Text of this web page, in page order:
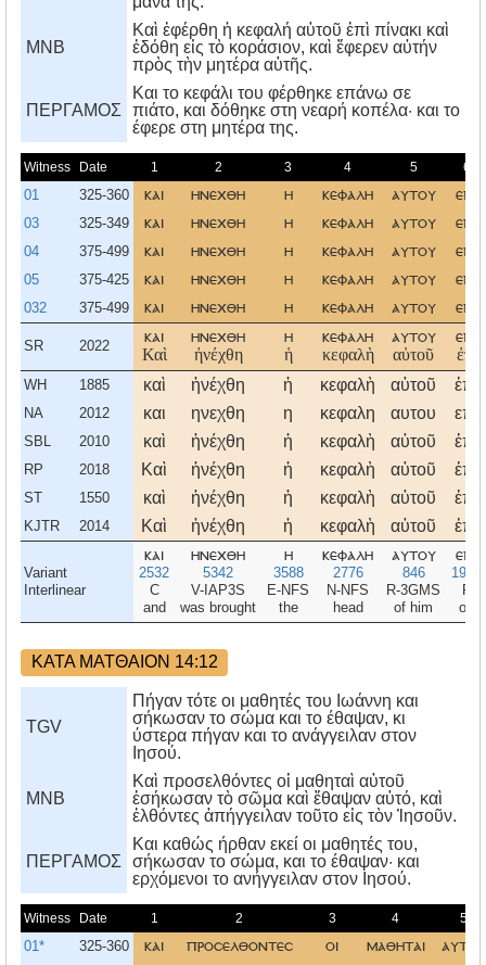
MNB
Καὶ ἐφέρθη ἡ κεφαλή αὐτοῦ ἐπὶ πίνακι καὶ
ἐδόθη εἰς τὸ κοράσιον, καὶ ἔφερεν αὐτήν
πρὸς τὴν μητέρα αὑτῆς.
ΠΕΡΓΑΜΟΣ
Kαι το κεφάλι του φέρθηκε επάνω σε
πιάτο, και δόθηκε στη νεαρή κοπέλα· και το
έφερε στη μητέρα της.
Witness Date 1 2 3 4 5 6
01 325-360 και ηνεχθη η κεφαλη αυτου επι
03 325-349 και ηνεχθη η κεφαλη αυτου επι
04 375-499 και ηνεχθη η κεφαλη αυτου επι
05 375-425 και ηνεχθη η κεφαλη αυτου επι
032 375-499 και ηνεχθη η κεφαλη αυτου επι
SR 2022
και
Καὶ
ηνεχθη
ἠνέχθη
η
ἡ
κεφαλη
κεφαλὴ
αυτου
αὐτοῦ
επι
ἐπὶ
WH 1885 καὶ ἠνέχθη ἡ κεφαλὴ αὐτοῦ ἐπὶ
NA 2012 και ηνεχθη η κεφαλη αυτου επι
SBL 2010 καὶ ἠνέχθη ἡ κεφαλὴ αὐτοῦ ἐπὶ
RP 2018 Καὶ ἠνέχθη ἡ κεφαλὴ αὐτοῦ ἐπὶ
ST 1550 καὶ ἠνέχθη ἡ κεφαλὴ αὐτοῦ ἐπὶ
KJTR 2014 Καὶ ἠνέχθη ἡ κεφαλὴ αὐτοῦ ἐπὶ
Variant
Interlinear
και
2532
C
and
ηνεχθη
5342
V-IAP3S
was brought
η
3588
E-NFS
the
κεφαλη
2776
N-NFS
head
αυτου
846
R-3GMS
of him
επι
1909
P
on
ΚΑΤΑ ΜΑΤΘΑΙΟΝ 14:12
TGV
Πήγαν τότε οι μαθητές του Ιωάννη και
σήκωσαν το σώμα και το έθαψαν, κι
ύστερα πήγαν και το ανάγγειλαν στον
Ιησού.
MNB
Καὶ προσελθόντες οἱ μαθηταὶ αὐτοῦ
ἐσήκωσαν τὸ σῶμα καὶ ἔθαψαν αὐτό, καὶ
ἐλθόντες ἀπήγγειλαν τοῦτο εἰς τὸν Ἰησοῦν.
ΠΕΡΓΑΜΟΣ
Kαι καθώς ήρθαν εκεί οι μαθητές του,
σήκωσαν το σώμα, και το έθαψαν· και
ερχόμενοι το ανήγγειλαν στον Iησού.
Witness Date 1 2 3 4 5
01* 325-360 και προσελθοντεσ οι μαθηται αυτου